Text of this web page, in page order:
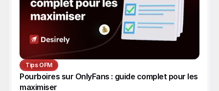
Tips OFM
Pourboires sur OnlyFans : guide complet pour les
maximiser